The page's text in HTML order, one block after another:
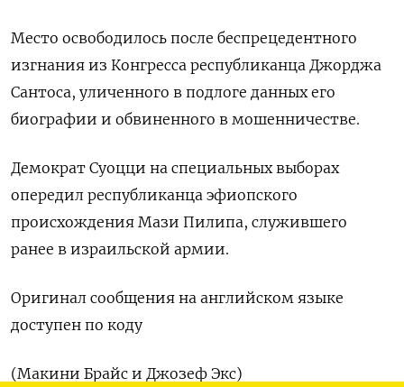
Место освободилось после беспрецедентного
изгнания из Конгресса республиканца Джорджа
Сантоса, уличенного в подлоге данных его
биографии и обвиненного в мошенничестве.
Демократ Суоцци на специальных выборах
опередил республиканца эфиопского
происхождения Мази Пилипа, служившего
ранее в израильской армии.
Оригинал сообщения на английском языке
доступен по коду
(Макини Брайс и Джозеф Экс)